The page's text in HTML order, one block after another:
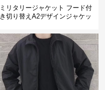
ミリタリージャケット フード付
き切り替えA2デザインジャケッ